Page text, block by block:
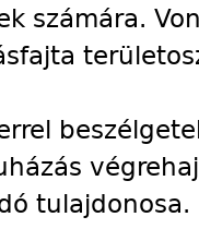
számára.
tulajdonosa.